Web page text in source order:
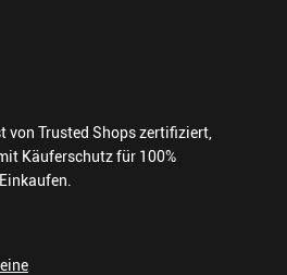
von Trusted Shops zertifiziert,
Käuferschutz für 100%